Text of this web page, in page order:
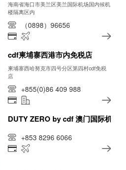
海南省海口市美兰区美兰国际机场国内候机
楼隔离区内
（0898）96656
cdf柬埔寨西港市内免税店
柬埔寨西哈努克市四号分区第四村cdf免税
店
+855(0)86 409 988
DUTY ZERO by cdf 澳门国际机场
+853 8296 6066